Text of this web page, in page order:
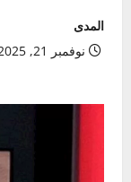
المدى
نوفمبر 21, 2025